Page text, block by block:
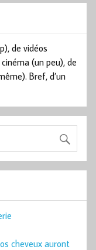
de vidéos
(un peu), de
Bref, d’un
cheveux auront